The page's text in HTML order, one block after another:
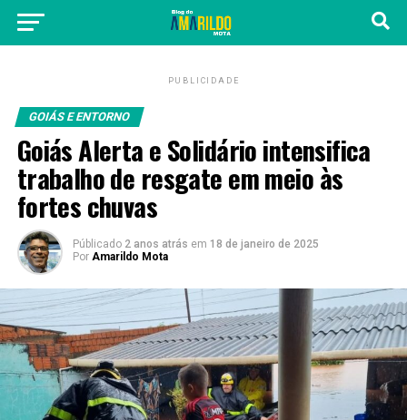
PUBLICIDADE
GOIÁS E ENTORNO
Goiás Alerta e Solidário intensifica
trabalho de resgate em meio às
fortes chuvas
Públicado 2 anos atrás em 18 de janeiro de 2025
Por Amarildo Mota